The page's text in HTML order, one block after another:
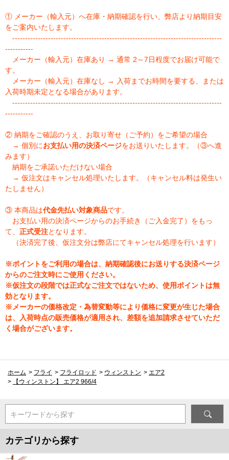
① メーカー（輸入元）へ在庫・納期確認を行い、弊店より納期目安
をご案内いたします。
----------------------------------------------------------------------------------
-----------
メーカー（輸入元）在庫あり → 通常 2～7日程度でお届け可能で
す。
メーカー（輸入元）在庫なし → 入荷までお時間を要する、または
入荷時期未定となる場合があります。
----------------------------------------------------------------------------------
-----------
② 納期をご確認のうえ、お取り寄せ（ご予約）をご希望の場合
→ 個別にお支払い用の決済ページをお送りいたします。（③へ進
みます）
納期をご承諾いただけない場合
→ 仮注文はキャンセル処理いたします。（キャンセル料は発生い
たしません）
③ 本商品は代金先払い対象商品です。
お支払い用の決済ページからのお手続き（ご入金完了）をもっ
て、 正式受注となります。
（決済完了後、仮注文分は弊店にてキャンセル処理を行います）
※ポイントをご利用の場合は、納期確認後にお送りする決済ページ
からのご注文時にご使用ください。
※仮注文の段階では正式なご注文ではないため、使用ポイントは無
効となります。
※メーカーの価格改定・為替変動等により価格に変更が生じた場合
は、入荷時点の販売価格が適用され、差額を追加請求させていただ
く場合がございます。
ホーム > フライ > フライロッド > ウィンストン > エア2
>
【ウィンストン】 エア2 966/4
キーワードから探す
カテゴリから探す